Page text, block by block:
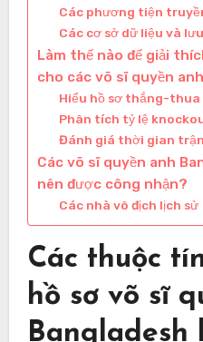
Các phương tiện
Các cơ sở dữ liệu và
Làm thế nào để giải
cho các võ sĩ quyền
Hiểu hồ sơ thắng-thua
Phân tích tỷ lệ
Đánh giá thời gian trận
Các võ sĩ quyền anh
nên được công nhận?
Các nhà vô địch lịch sử
Các thuộc
hồ sơ võ sĩ
Bangladesh